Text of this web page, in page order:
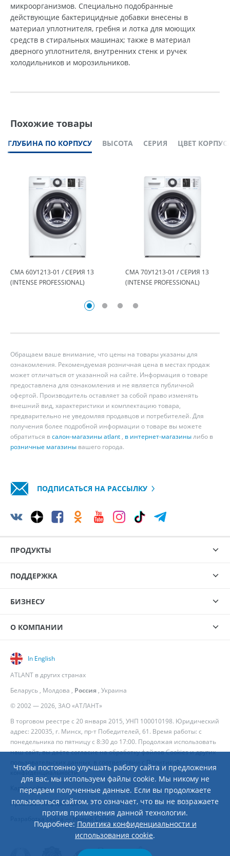
Чтобы постоянно улучшать работу сайта и предложения
для вас, мы используем файлы cookie. Мы никому не
передаем полученные данные. Если вы продолжаете
пользоваться сайтом, это означает, что вы не возражаете
против применения данной технологии.
Подробнее: Политика конфиденциальности и
использования cookie.
микроорганизмов. Специально подобранные
действующие бактерицидные добавки внесены в
материал уплотнителя, гребня и лотка для моющих
средств в стиральных машинах; также в материал
дверного уплотнителя, внутренних стенк и ручек
холодильников и морозильников.
Похожие товары
ГЛУБИНА ПО КОРПУСУ ВЫСОТА СЕРИЯ ЦВЕТ
СМА 60У1213-01 / СЕРИЯ 13
(INTENSE PROFESSIONAL)
СМА 70У1213-01 / СЕРИЯ 13
(INTENSE PROFESSIONAL)
Обращаем ваше внимание, что цены на товары указаны для
ознакомления. Рекомендуемая розничная цена в местах продаж
может отличаться от указанной на сайте. Информация о товаре
предоставлена для ознакомления и не является публичной
офертой. Производитель оставляет за собой право изменять
внешний вид, характеристики и комплектацию товара,
предварительно не уведомляя продавцов и потребителей. Для
получения более подробной информации о товаре вы можете
обратиться всалон-магазины atlant , в интернет-магазинылибо в
розничные магазины вашего города.
ПОДПИСАТЬСЯ НА РАССЫЛКУ
ПРОДУКТЫ
ПОДДЕРЖКА
БИЗНЕСУ
О КОМПАНИИ
© 2002 — 2026, ЗАО «АТЛАНТ»
В торговом реестре с 20 января 2015, УНП 100010198. Юридический
адрес: 220035, г. Минск, пр-т Победителей, 61. Время работы: с
понедельника по пятницу с 8:30 до 17:00. Продолжая использовать
наш сайт, вы даёте согласие на обработку файлов Cookies и других
конфиденциальности.
Карта сайта
Правовая информация
Разработка сайта
— Новый Сайт
In English
ATLANT в других странах
Беларусь , Молдова , Россия , Украина